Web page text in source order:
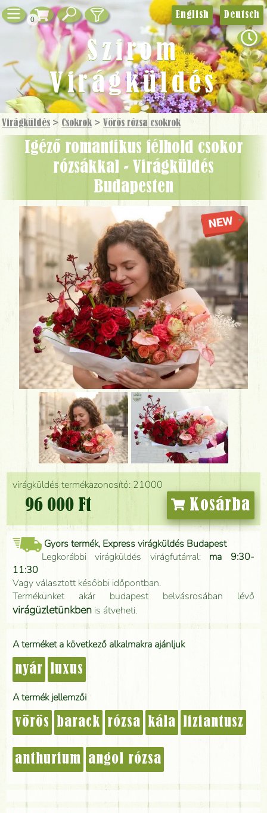
0
Virágküldés > Csokrok > Vörös rózsa csokrok
Igéző romantikus félhold csokor
rózsákkal - Virágküldés
Budapesten
virágküldés termékazonosító: 21000
96 000 Ft Kosárba
Gyors termék, Express virágküldés Budapest
Legkorábbi virágküldés virágfutárral: ma 9:30-
11:30
Vagy választott későbbi időpontban.
Termékünket akár budapest belvásrosában lévő
virágüzletünkben is átveheti.
A terméket a következő alkalmakra ajánljuk
nyár luxus
A termék jellemzői
vörös barack rózsa kála liziantusz
anthurium angol rózsa
English Deutsch
Szirom
Virágküldés